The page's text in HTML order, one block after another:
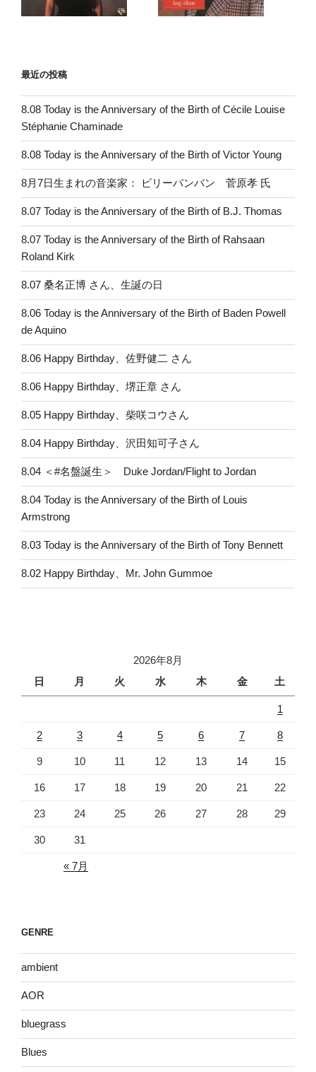
最近の投稿
8.08 Today is the Anniversary of the Birth of Cécile Louise
Stéphanie Chaminade
8.08 Today is the Anniversary of the Birth of Victor Young
8月7日生まれの音楽家： ビリーバンバン 菅原孝 氏
8.07 Today is the Anniversary of the Birth of B.J. Thomas
8.07 Today is the Anniversary of the Birth of Rahsaan
Roland Kirk
8.07 桑名正博 さん、生誕の日
8.06 Today is the Anniversary of the Birth of Baden Powell
de Aquino
8.06 Happy Birthday、佐野健二 さん
8.06 Happy Birthday、堺正章 さん
8.05 Happy Birthday、柴咲コウさん
8.04 Happy Birthday、沢田知可子さん
8.04 ＜#名盤誕生＞ Duke Jordan/Flight to Jordan
8.04 Today is the Anniversary of the Birth of Louis
Armstrong
8.03 Today is the Anniversary of the Birth of Tony Bennett
8.02 Happy Birthday、Mr. John Gummoe
2026年8月
日
月 火 水 木 金 土
1
2 3 4 5 6 7 8
9 10 11 12 13 14 15
16 17 18 19 20 21 22
23 24 25 26 27 28 29
30 31
« 7月
GENRE
ambient
AOR
bluegrass
Blues